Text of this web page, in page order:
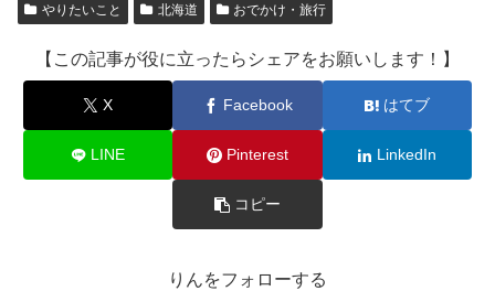
やりたいこと 北海道 おでかけ・旅行
【この記事が役に立ったらシェアをお願いします！】
X Facebook はてブ
LINE Pinterest LinkedIn
コピー
りんをフォローする